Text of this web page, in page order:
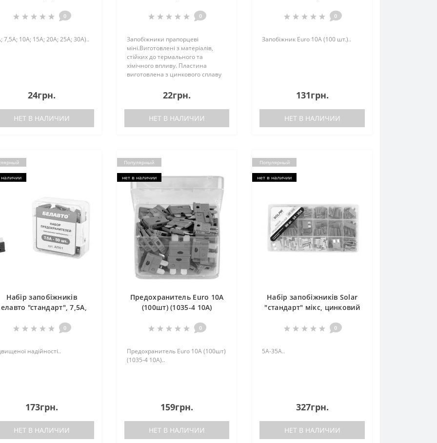
0
7,5A; 10A; 15A; 20A; 25A; 30A)..
24грн.
НЕТ В НАЛИЧИИ
0
Запобіжники прапорцеві
міні.Виготовлені з матеріалів,
стійких до термального та
хімічного впливу. Пластина
виготовлена з цинкового сплаву
якості. Корпус виготовлений з
міцного до механічних
пошкоджень пластика, здатно..
22грн.
НЕТ В НАЛИЧИИ
0
Запобіжник Euro 10А (100 шт.)..
131грн.
НЕТ В НАЛИЧИИ
Набір запобіжників
"стандарт", 7,5А,
0
надійності..
173грн.
НЕТ В НАЛИЧИИ
Популярный
нет в наличии
Предохранитель Euro 10А
(100шт) (1035-4 10A)
0
Предохранитель Euro 10А (100шт)
(1035-4 10A)..
159грн.
НЕТ В НАЛИЧИИ
Популярный
нет в наличии
Набір запобіжників Solar
"стандарт" мікс, цинковий
0
5А-35А..
327грн.
НЕТ В НАЛИЧИИ